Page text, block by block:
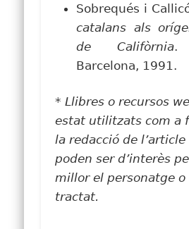
Sobrequés i
catalans als
de Califòrnia.
Barcelona, 1991.
* Llibres o recursos
estat utilitzats com a
la redacció de l’article
poden ser d’interès
millor el personatge
tractat.